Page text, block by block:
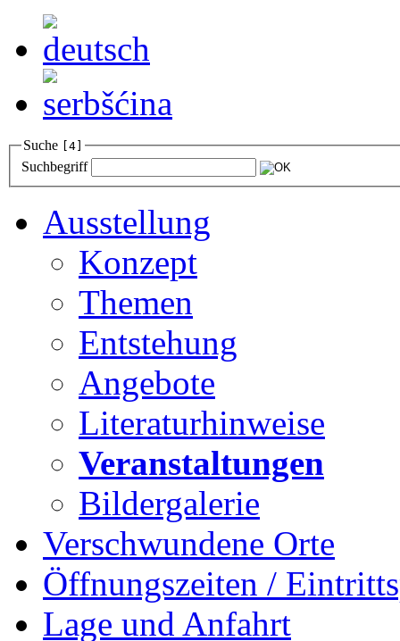
Suche [4]
Suchbegriff
Ausstellung
Konzept
Themen
Entstehung
Angebote
Literaturhinweise
Veranstaltungen
Bildergalerie
Verschwundene Orte
Öffnungszeiten /
Lage und Anfahrt